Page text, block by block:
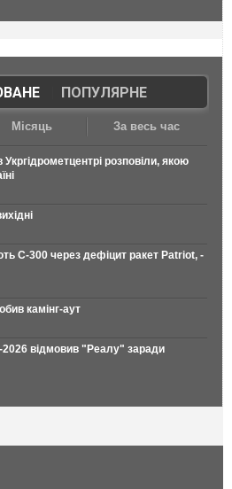
| ПОПУЛЯРНЕ
Місяць За весь час
розповіли, якою
С-300 через дефіцит ракет Patriot, -
камінг-аут
відмовив "Реалу" заради